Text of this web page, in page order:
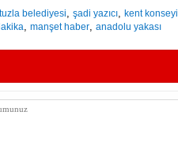
tuzla belediyesi,şadi yazıcı,kent konseyi
, manşet haber, anadolu yakası